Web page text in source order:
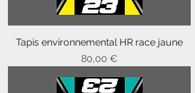
Tapis environnemental HR race jaune
Prix
80,00 €